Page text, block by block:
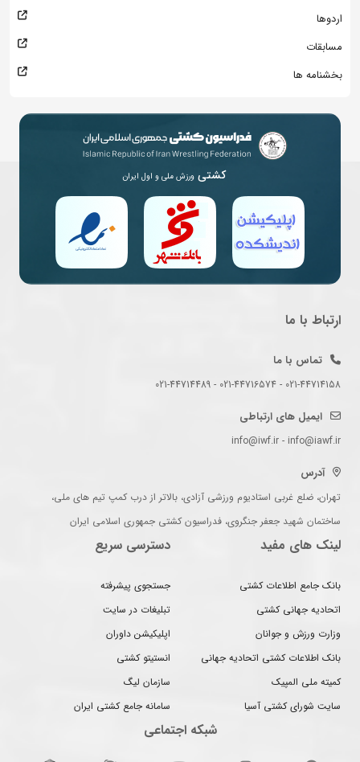
اردوها
مسابقات
بخشنامه ها
کشتی ورزش ملی و اول ایران
ارتباط با ما
تماس با ما
021-44714158 - 021-44716574 - 021-44714489
ایمیل های ارتباطی
info@iwf.ir - info@iawf.ir
آدرس
تهران، ضلع غربی استادیوم ورزشی آزادی، بالاتر از درب کمپ تیم های ملی،
ساختمان شهید جعفر جنگروی، فدراسیون کشتی جمهوری اسلامی ایران
لینک های مفید
بانک جامع اطلاعات کشتی
اتحادیه جهانی کشتی
وزارت ورزش و جوانان
بانک اطلاعات کشتی اتحادیه جهانی
کمیته ملی المپیک
سایت شورای کشتی آسیا
دسترسی سریع
جستجوی پیشرفته
تبلیغات در سایت
اپلیکیشن داوران
انستیتو کشتی
سازمان لیگ
سامانه جامع کشتی ایران
شبکه اجتماعی